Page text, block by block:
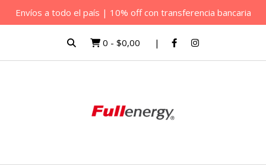
Envíos a todo el país | 10% off con transferencia bancaria
0 - $0,00